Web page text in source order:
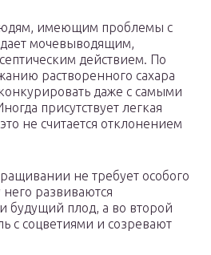
имеющим проблемы с
мочевыводящим,
действием. По
растворенного сахара
даже с самыми
присутствует легкая
не считается отклонением
не требует особого
развиваются
будущий плод, а во второй
с соцветиями и созревают